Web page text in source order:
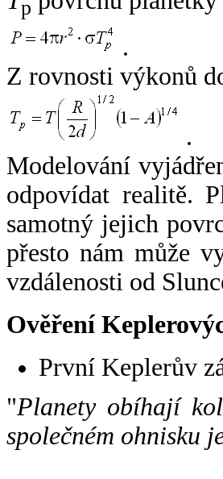
p
.
Z rovnosti výkonů
.
Modelování
odpovídat realitě.
samotný jejich
přesto nám může
vzdálenosti od
Ověření
První Keplerův
"Planety obíhají
společném ohnisku